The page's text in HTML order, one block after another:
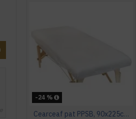
-24 %
Cearceaf pat PPSB, 90x225cm cu elastic la colturi, 40 gr/mp, Calitate Excelenta, greutate 40 g/mp